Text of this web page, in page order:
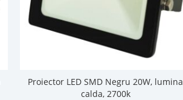
Proiector LED SMD Negru 20W, lumina
calda, 2700k